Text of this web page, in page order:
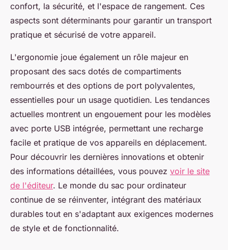
confort, la sécurité, et l'espace de rangement. Ces
aspects sont déterminants pour garantir un transport
pratique et sécurisé de votre appareil.
L'ergonomie joue également un rôle majeur en
proposant des sacs dotés de compartiments
rembourrés et des options de port polyvalentes,
essentielles pour un usage quotidien. Les tendances
actuelles montrent un engouement pour les modèles
avec porte USB intégrée, permettant une recharge
facile et pratique de vos appareils en déplacement.
Pour découvrir les dernières innovations et obtenir
des informations détaillées, vous pouvez voir le site
de l'éditeur. Le monde du sac pour ordinateur
continue de se réinventer, intégrant des matériaux
durables tout en s'adaptant aux exigences modernes
de style et de fonctionnalité.